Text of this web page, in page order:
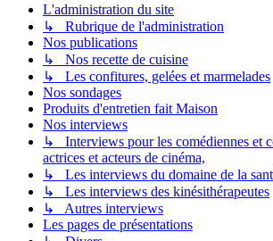
L'administration du site
↳ Rubrique de l'administration
Nos publications
↳ Nos recette de cuisine
↳ Les confitures, gelées et marmelades
Nos sondages
Produits d'entretien fait Maison
Nos interviews
↳ Interviews pour les comédiennes et
actrices et acteurs de cinéma,
↳ Les interviews du domaine de la
↳ Les interviews des kinésithérapeutes
↳ Autres interviews
Les pages de présentations